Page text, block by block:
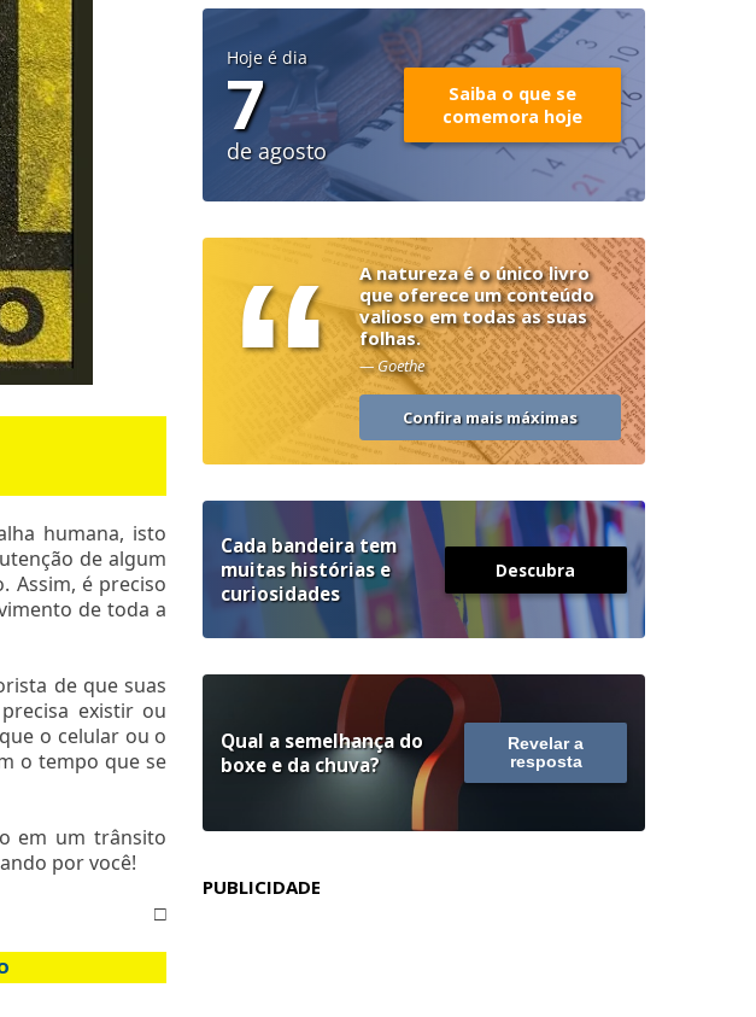
humana, isto
de algum
Assim, é preciso
de toda a
de que suas
existir ou
o celular ou o
o tempo que se
em um trânsito
por você!
□
Hoje é dia
7
de agosto
Saiba o que se
comemora hoje
“
A natureza é o único livro
que oferece um conteúdo
valioso em todas as suas
folhas.
— Goethe
Confira mais máximas
Cada bandeira tem
muitas histórias e
curiosidades
Descubra
Qual a semelhança do
boxe e da chuva?
Revelar a
resposta
PUBLICIDADE